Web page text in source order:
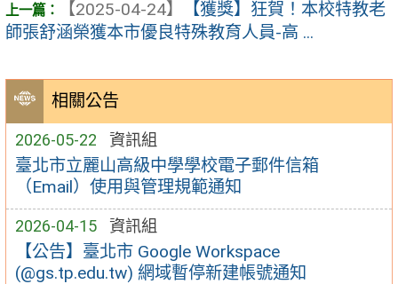
相關公告
2026-05-22 資訊組
臺北市立麗山高級中學學校電子郵件信箱
（Email）使用與管理規範通知
2026-04-15 資訊組
【公告】臺北市 Google Workspace
(@gs.tp.edu.tw) 網域暫停新建帳號通知
【2025-04-24】
【獲獎】狂賀！本校特教老
師張舒涵榮獲本市優良特殊教育人員-高 ...